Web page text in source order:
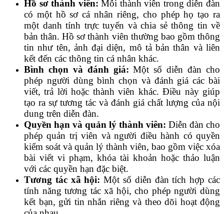
Hồ sơ thành viên: Mỗi thành viên trong diễn đàn
có một hồ sơ cá nhân riêng, cho phép họ tạo ra
một danh tính trực tuyến và chia sẻ thông tin về
bản thân. Hồ sơ thành viên thường bao gồm thông
tin như tên, ảnh đại diện, mô tả bản thân và liên
kết đến các thông tin cá nhân khác.
Bình chọn và đánh giá: Một số diễn đàn cho
phép người dùng bình chọn và đánh giá các bài
viết, trả lời hoặc thành viên khác. Điều này giúp
tạo ra sự tương tác và đánh giá chất lượng của nội
dung trên diễn đàn.
Quyền hạn và quản lý thành viên: Diễn đàn cho
phép quản trị viên và người điều hành có quyền
kiểm soát và quản lý thành viên, bao gồm việc xóa
bài viết vi phạm, khóa tài khoản hoặc thảo luận
với các quyền hạn đặc biệt.
Tương tác xã hội: Một số diễn đàn tích hợp các
tính năng tương tác xã hội, cho phép người dùng
kết bạn, gửi tin nhắn riêng và theo dõi hoạt động